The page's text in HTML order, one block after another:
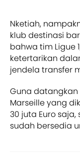
Nketiah,
klub destinasi
bahwa tim Ligue
ketertarikan
jendela transfer
Guna datangkan
Marseille yang
30 juta Euro
sudah bersedia